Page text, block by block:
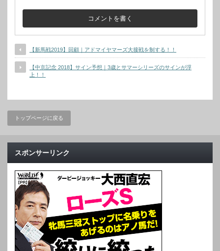
【新馬戦2019】回顧｜アドマイヤマーズ大接戦を制する！！
【中京記念 2018】サイン予想｜3歳とサマーシリーズのサインが浮
上！！
トップページに戻る
スポンサーリンク